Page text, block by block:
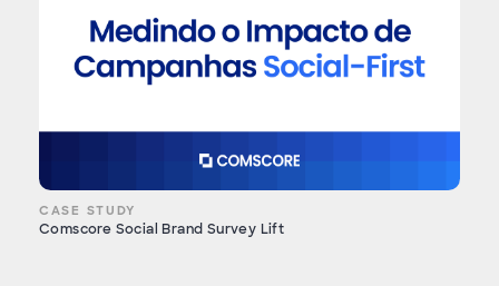
CASE STUDY
Comscore Social Brand Survey Lift